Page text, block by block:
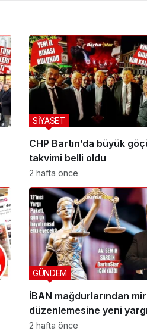
CHP Bartın’da büyük
takvimi belli oldu
SİYASET
2 hafta önce
İBAN mağdurlarından
düzenlemesine yeni yargı
düzeni
GÜNDEM
2 hafta önce